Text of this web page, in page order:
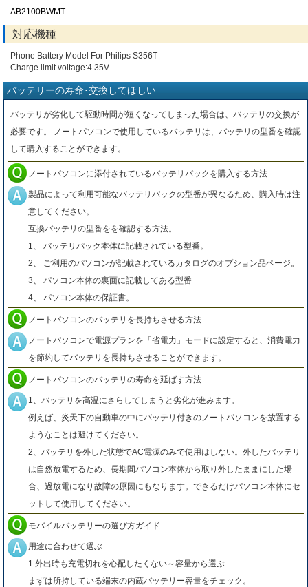
AB2100BWMT
対応機種
Phone Battery Model For Philips S356T
Charge limit voltage:4.35V
バッテリーの寿命･交換してほしい
バッテリが劣化して駆動時間が短くなってしまった場合は、バッテリの交換が
必要です。 ノートパソコンで使用しているバッテリは、バッテリの型番を確認
して購入することができます。
ノートパソコンに添付されているバッテリパックを購入する方法
製品によって利用可能なバッテリパックの型番が異なるため、購入時は注
意してください。
互換バッテリの型番をを確認する方法。
1、 バッテリパック本体に記載されている型番。
2、 ご利用のパソコンが記載されているカタログのオプション品ページ。
3、 パソコン本体の裏面に記載してある型番
4、 パソコン本体の保証書。
ノートパソコンのバッテリを長持ちさせる方法
ノートパソコンで電源プランを「省電力」モードに設定すると、消費電力
を節約してバッテリを長持ちさせることができます。
ノートパソコンのバッテリの寿命を延ばす方法
1、バッテリを高温にさらしてしまうと劣化が進みます。
例えば、炎天下の自動車の中にバッテリ付きのノートパソコンを放置する
ようなことは避けてください。
2、バッテリを外した状態でAC電源のみで使用はしない。外したバッテリ
は自然放電するため、長期間パソコン本体から取り外したままにした場
合、過放電になり故障の原因にもなります。できるだけパソコン本体にセ
ットして使用してください。
モバイルバッテリーの選び方ガイド
用途に合わせて選ぶ
1.外出時も充電切れを心配したくない～容量から選ぶ
まずは所持している端末の内蔵バッテリー容量をチェック。